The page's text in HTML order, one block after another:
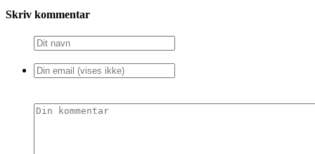
Skriv kommentar